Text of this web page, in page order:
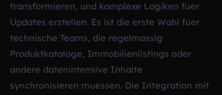
transformieren, und komplexe Logiken fuer
Updates erstellen. Es ist die erste Wahl fuer
technische Teams, die regelmassig
Produktkataloge, Immobilienlistings oder
andere datenintensive Inhalte
synchronisieren muessen. Die Integration mit